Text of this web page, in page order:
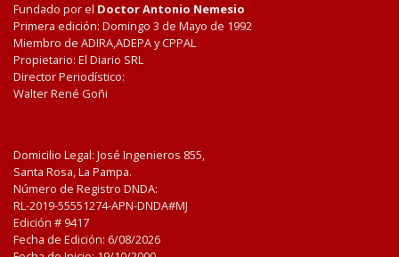
Fundado por el Doctor Antonio Nemesio
Primera edición: Domingo 3 de Mayo de 1992
Miembro de ADIRA,ADEPA y CPPAL
Propietario: El Diario SRL
Director Periodístico:
Walter René Goñi
Domicilio Legal: José Ingenieros 855,
Santa Rosa, La Pampa.
Número de Registro DNDA:
RL-2019-55551274-APN-DNDA#MJ
Edición # 9417
Fecha de Edición: 6/08/2026